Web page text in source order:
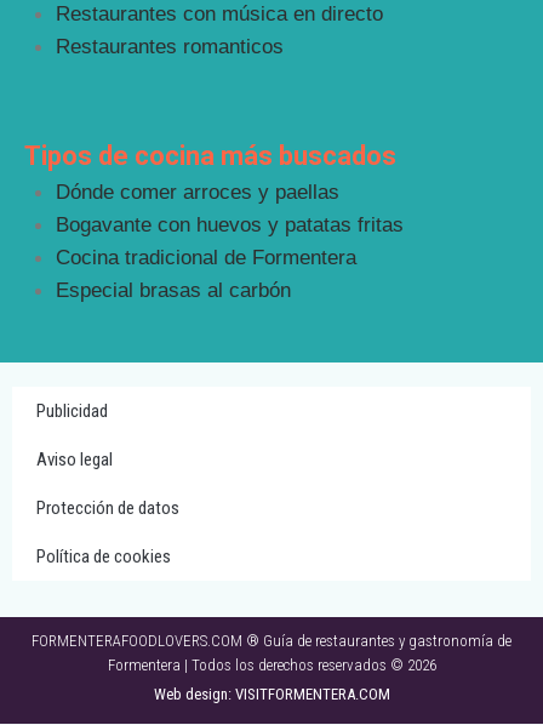
Restaurantes con música en directo
Restaurantes romanticos
Tipos de cocina más buscados
Dónde comer arroces y paellas
Bogavante con huevos y patatas fritas
Cocina tradicional de Formentera
Especial brasas al carbón
Publicidad
Aviso legal
Protección de datos
Política de cookies
FORMENTERAFOODLOVERS.COM ® Guía de restaurantes y gastronomía de
Formentera | Todos los derechos reservados © 2026
Web design: VISITFORMENTERA.COM